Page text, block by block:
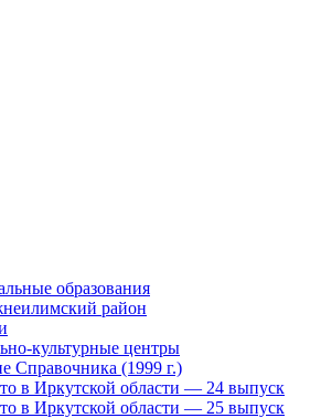
образования
район
культурные центры
Справочника (1999 г.)
в Иркутской области — 24 выпуск
в Иркутской области — 25 выпуск